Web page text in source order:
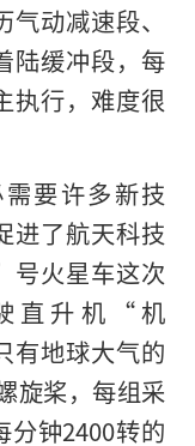
动减速段、
陆缓冲段，每
执行，难度很
要许多新技
进了航天科技
火星车这次
直升机“机
有地球大气的
旋桨，每组采
分钟2400转的